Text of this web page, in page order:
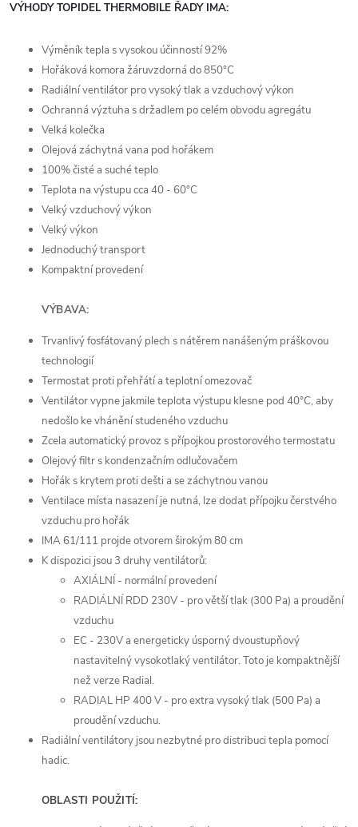
VÝHODY TOPIDEL THERMOBILE ŘADY IMA:
Výměník tepla s vysokou účinností 92%
Hořáková komora žáruvzdorná do 850°C
Radiální ventilátor pro vysoký tlak a vzduchový výkon
Ochranná výztuha s držadlem po celém obvodu agregátu
Velká kolečka
Olejová záchytná vana pod hořákem
100% čisté a suché teplo
Teplota na výstupu cca 40 - 60°C
Velký vzduchový výkon
Velký výkon
Jednoduchý transport
Kompaktní provedení
VÝBAVA:
Trvanlivý fosfátovaný plech s nátěrem nanášeným práškovou
technologií
Termostat proti přehřátí a teplotní omezovač
Ventilátor vypne jakmile teplota výstupu klesne pod 40°C, aby
nedošlo ke vhánění studeného vzduchu
Zcela automatický provoz s přípojkou prostorového termostatu
Olejový filtr s kondenzačním odlučovačem
Hořák s krytem proti dešti a se záchytnou vanou
Ventilace místa nasazení je nutná, lze dodat přípojku čerstvého
vzduchu pro hořák
IMA 61/111 projde otvorem širokým 80 cm
K dispozici jsou 3 druhy ventilátorů:
AXIÁLNÍ - normální provedení
RADIÁLNÍ RDD 230V - pro větší tlak (300 Pa) a proudění
vzduchu
EC - 230V a energeticky úsporný dvoustupňový
nastavitelný vysokotlaký ventilátor. Toto je kompaktnější
než verze Radial.
RADIAL HP 400 V - pro extra vysoký tlak (500 Pa) a
proudění vzduchu.
Radiální ventilátory jsou nezbytné pro distribuci tepla pomocí
hadic.
OBLASTI POUŽITÍ: